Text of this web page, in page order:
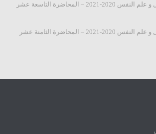
– المحاضرة التاسعة عشر
– المحاضرة الثامنة عشر